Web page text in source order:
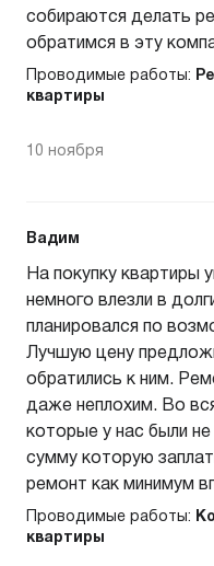
собираются делать
обратимся в эту
Проводимые работы:
квартиры
10 ноября
Вадим
На покупку квартиры
немного влезли в
планировался по
Лучшую цену
обратились к ним.
даже неплохим. Во
которые у нас были
сумму которую
ремонт как минимум
Проводимые работы:
квартиры